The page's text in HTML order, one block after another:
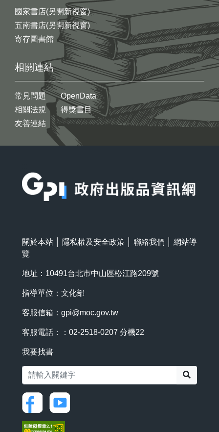
國家書店(另開新視窗)
五南書店(另開新視窗)
寄存圖書館
相關連結
常見問題
相關法規
友善連結
OpenData
得獎書目
關於本站 隱私權及安全政策 聯絡我們
網站導
覽
地址：10491台北市中山區松江路209號
指導單位：文化部
客服信箱： gpi@moc.gov.tw
客服電話：：02-2518-0207 分機22
我要找書